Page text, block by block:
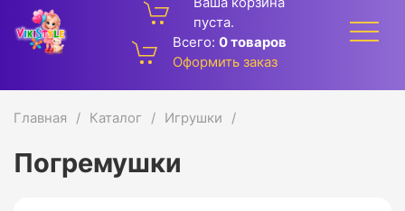
пуста.
Всего: 0 товаров
Оформить заказ
Главная Каталог Игрушки
Погремушки